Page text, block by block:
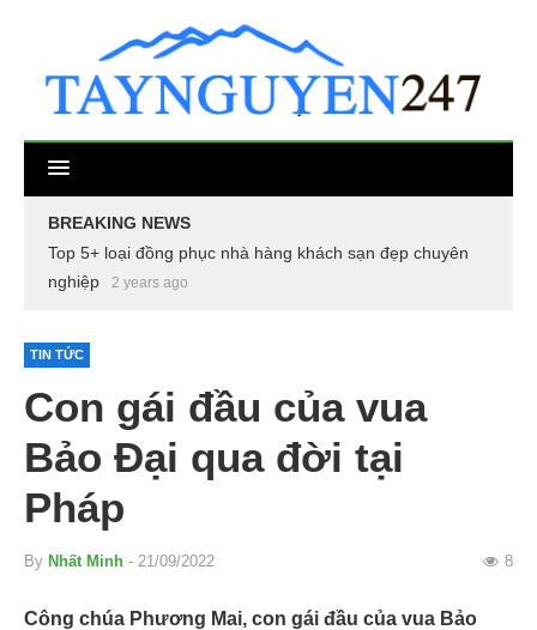
BREAKING NEWS
Top 5+ loại đồng phục nhà hàng khách sạn đẹp chuyên
nghiệp
2 years ago
TIN TỨC
Con gái đầu của vua
Bảo Đại qua đời tại
Pháp
By Nhất Minh - 21/09/2022 8
Công chúa Phương Mai, con gái đầu của vua Bảo